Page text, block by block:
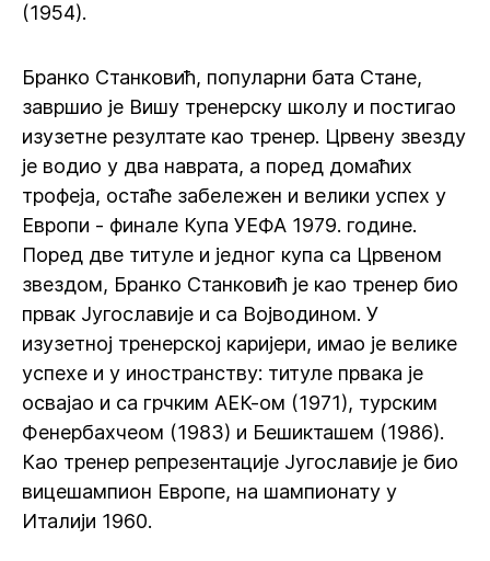
(1954).
Бранко Станковић, популарни бата Стане,
завршио је Вишу тренерску школу и постигао
изузетне резултате као тренер. Црвену звезду
је водио у два наврата, а поред домаћих
трофеја, остаће забележен и велики успех у
Европи - финале Купа УЕФА 1979. године.
Поред две титуле и једног купа са Црвеном
звездом, Бранко Станковић је као тренер био
првак Југославије и са Војводином. У
изузетној тренерској каријери, имао је велике
успехе и у иностранству: титуле првака је
освајао и са грчким АЕК-ом (1971), турским
Фенербахчеом (1983) и Бешикташем (1986).
Као тренер репрезентације Југославије је био
вицешампион Европе, на шампионату у
Италији 1960.